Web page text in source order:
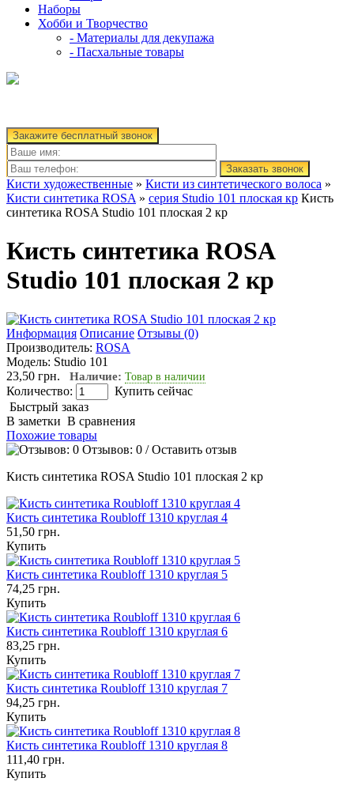
Наборы
Хобби и Творчество
- Материалы для декупажа
- Пасхальные товары
Закажите бесплатный звонок
Заказать звонок
Кисти художественные » Кисти из синтетического волоса »
Кисти синтетика ROSA » серия Studio 101 плоская кр Кисть
синтетика ROSA Studio 101 плоская 2 кр
Кисть синтетика ROSA
Studio 101 плоская 2 кр
Информация Описание Отзывы (0)
Производитель: ROSA
Модель: Studio 101
23,50 грн. Наличие: Товар в наличии
Количество:
Купить сейчас
Быстрый заказ
В заметки В сравнения
Похожие товары
Отзывов: 0 /Оставить отзыв
Кисть синтетика ROSA Studio 101 плоская 2 кр
Кисть синтетика Roubloff 1310 круглая 4
51,50 грн.
Купить
Кисть синтетика Roubloff 1310 круглая 5
74,25 грн.
Купить
Кисть синтетика Roubloff 1310 круглая 6
83,25 грн.
Купить
Кисть синтетика Roubloff 1310 круглая 7
94,25 грн.
Купить
Кисть синтетика Roubloff 1310 круглая 8
111,40 грн.
Купить